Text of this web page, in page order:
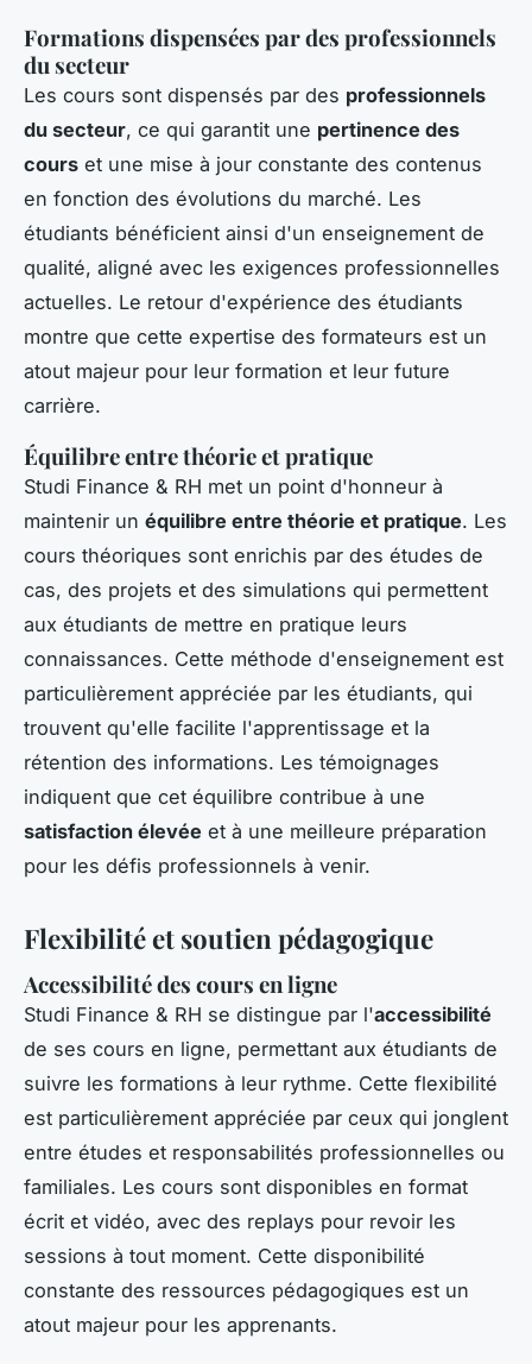
Formations dispensées par des professionnels
du secteur
Les cours sont dispensés par des professionnels
du secteur, ce qui garantit une pertinence des
cours et une mise à jour constante des contenus
en fonction des évolutions du marché. Les
étudiants bénéficient ainsi d'un enseignement de
qualité, aligné avec les exigences professionnelles
actuelles. Le retour d'expérience des étudiants
montre que cette expertise des formateurs est un
atout majeur pour leur formation et leur future
carrière.
Équilibre entre théorie et pratique
Studi Finance & RH met un point d'honneur à
maintenir un équilibre entre théorie et pratique. Les
cours théoriques sont enrichis par des études de
cas, des projets et des simulations qui permettent
aux étudiants de mettre en pratique leurs
connaissances. Cette méthode d'enseignement est
particulièrement appréciée par les étudiants, qui
trouvent qu'elle facilite l'apprentissage et la
rétention des informations. Les témoignages
indiquent que cet équilibre contribue à une
satisfaction élevée et à une meilleure préparation
pour les défis professionnels à venir.
Flexibilité et soutien pédagogique
Accessibilité des cours en ligne
Studi Finance & RH se distingue par l'accessibilité
de ses cours en ligne, permettant aux étudiants de
suivre les formations à leur rythme. Cette flexibilité
est particulièrement appréciée par ceux qui jonglent
entre études et responsabilités professionnelles ou
familiales. Les cours sont disponibles en format
écrit et vidéo, avec des replays pour revoir les
sessions à tout moment. Cette disponibilité
constante des ressources pédagogiques est un
atout majeur pour les apprenants.